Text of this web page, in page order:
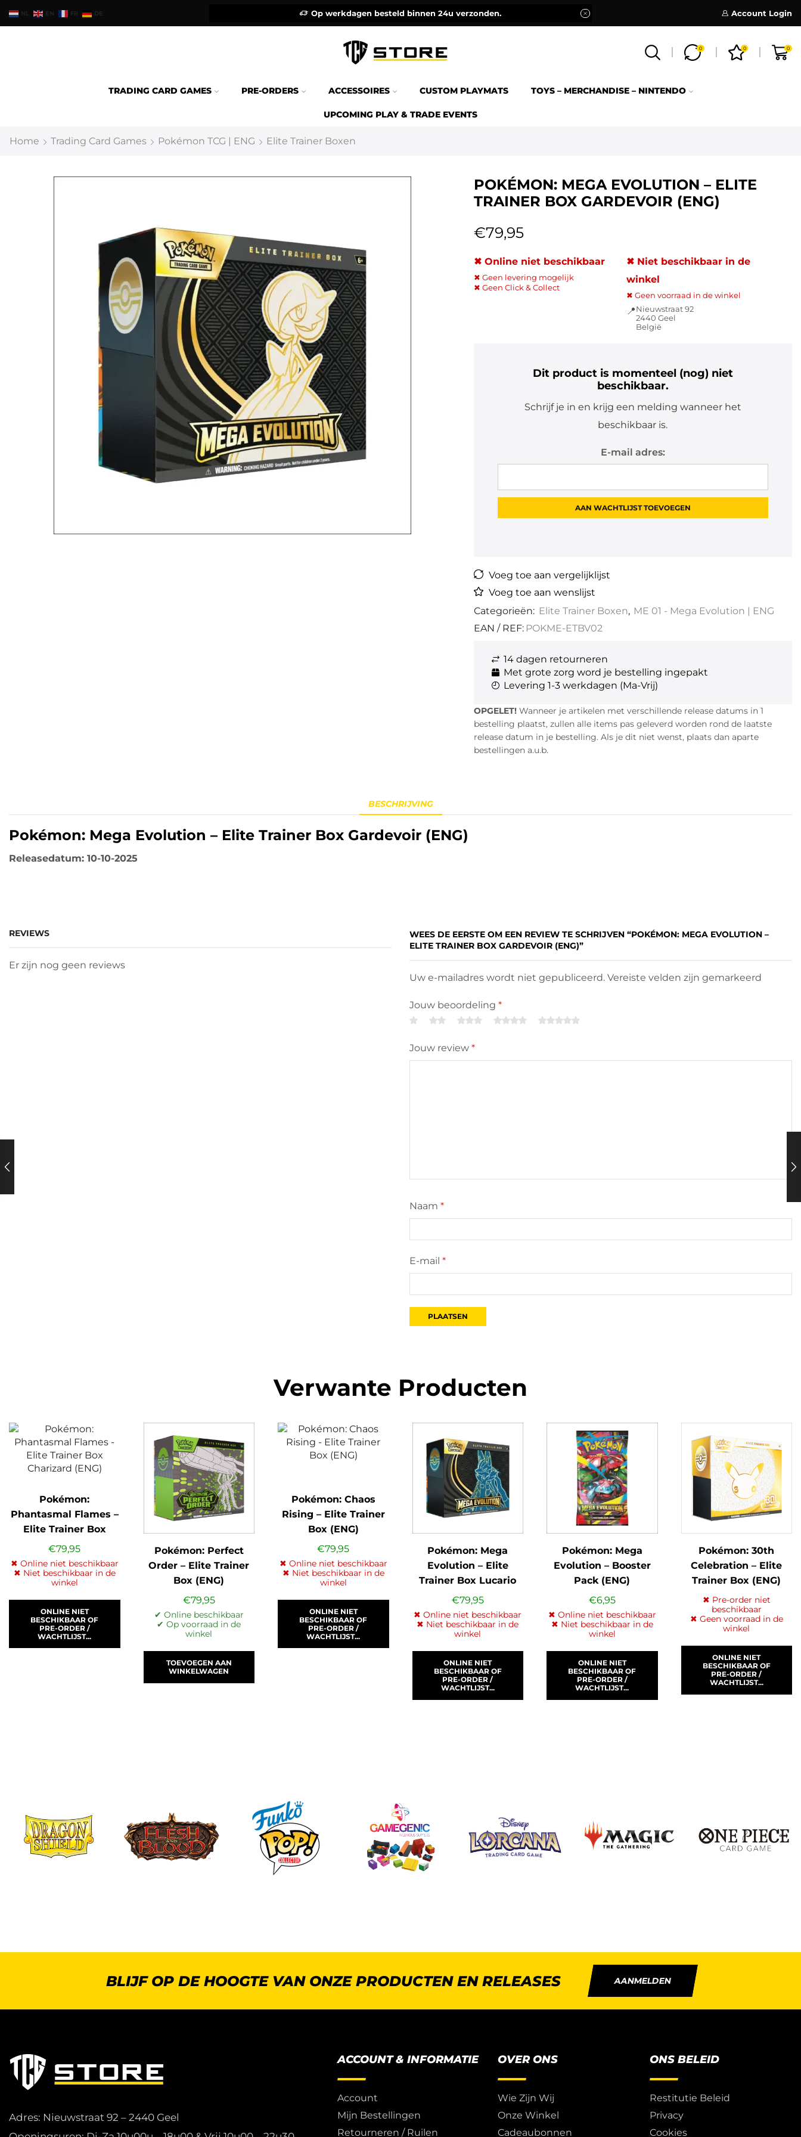
NL EN FR DE
binnen 24u verzonden. Op werkdagen besteld binnen 24u verzonden. Account Login
0 0 0
TRADING CARD GAMES PRE-ORDERS ACCESSOIRES CUSTOM PLAYMATS TOYS – MERCHANDISE – NINTENDO
UPCOMING PLAY & TRADE EVENTS
Home Trading Card Games Pokémon TCG | ENG Elite Trainer Boxen
POKÉMON: MEGA EVOLUTION – ELITE
TRAINER BOX GARDEVOIR (ENG)
€79,95
✖ Online niet beschikbaar
✖ Geen levering mogelijk
✖ Geen Click & Collect
✖ Niet beschikbaar in de
winkel
✖ Geen voorraad in de winkel
📍Nieuwstraat 92
2440 Geel
België
Dit product is momenteel (nog) niet
beschikbaar.
Schrijf je in en krijg een melding wanneer het
beschikbaar is.
E-mail adres:
Voeg toe aan vergelijklijst
Voeg toe aan wenslijst
Categorieën: Elite Trainer Boxen, ME 01 - Mega Evolution | ENG
EAN / REF: POKME-ETBV02
14 dagen retourneren
Met grote zorg word je bestelling ingepakt
Levering 1-3 werkdagen (Ma-Vrij)
OPGELET!Wanneer je artikelen met verschillende release datums in 1
bestelling plaatst, zullen alle items pas geleverd worden rond de laatste
release datum in je bestelling. Als je dit niet wenst, plaats dan aparte
bestellingen a.u.b.
BESCHRIJVING
Pokémon: Mega Evolution – Elite Trainer Box Gardevoir (ENG)
Releasedatum: 10-10-2025
REVIEWS
Er zijn nog geen reviews
WEES DE EERSTE OM EEN REVIEW TE SCHRIJVEN “POKÉMON: MEGA EVOLUTION –
ELITE TRAINER BOX GARDEVOIR (ENG)”
Uw e-mailadres wordt niet gepubliceerd. Vereiste velden zijn gemarkeerd
Jouw beoordeling *
Jouw review *
Naam *
E-mail *
Verwante Producten
Pokémon:
Phantasmal Flames –
Elite Trainer Box
Charizard (ENG)
€79,95
✖ Online niet beschikbaar
✖ Niet beschikbaar in de
winkel
ONLINE NIET
BESCHIKBAAR OF
PRE-ORDER /
WACHTLIJST...
Pokémon: Perfect
Order – Elite Trainer
Box (ENG)
€79,95
✔ Online beschikbaar
✔ Op voorraad in de
winkel
TOEVOEGEN AAN
WINKELWAGEN
Pokémon: Chaos
Rising – Elite Trainer
Box (ENG)
€79,95
✖ Online niet beschikbaar
✖ Niet beschikbaar in de
winkel
ONLINE NIET
BESCHIKBAAR OF
PRE-ORDER /
WACHTLIJST...
Pokémon: Mega
Evolution – Elite
Trainer Box Lucario
(ENG)
€79,95
✖ Online niet beschikbaar
✖ Niet beschikbaar in de
winkel
ONLINE NIET
BESCHIKBAAR OF
PRE-ORDER /
WACHTLIJST...
Pokémon: Mega
Evolution – Booster
Pack (ENG)
€6,95
✖ Online niet beschikbaar
✖ Niet beschikbaar in de
winkel
ONLINE NIET
BESCHIKBAAR OF
PRE-ORDER /
WACHTLIJST...
Pokémon: 30th
Celebration – Elite
Trainer Box (ENG)
✖ Pre-order niet
beschikbaar
✖ Geen voorraad in de
winkel
ONLINE NIET
BESCHIKBAAR OF
PRE-ORDER /
WACHTLIJST...
BLIJF OP DE HOOGTE VAN ONZE PRODUCTEN EN RELEASES AANMELDEN
Adres: Nieuwstraat 92 – 2440 Geel
ACCOUNT & INFORMATIE
Account
Mijn Bestellingen
Retourneren / Ruilen
OVER ONS
Wie Zijn Wij
Onze Winkel
Cadeaubonnen
ONS BELEID
Restitutie Beleid
Privacy
Cookies